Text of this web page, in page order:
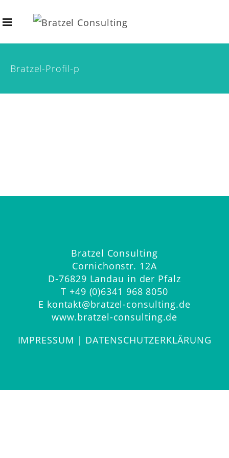
Bratzel-Profil-p
Bratzel Consulting
Cornichonstr. 12A
D-76829 Landau in der Pfalz
T +49 (0)6341 968 8050
E kontakt@bratzel-consulting.de
www.bratzel-consulting.de
IMPRESSUM | DATENSCHUTZERKLÄRUNG